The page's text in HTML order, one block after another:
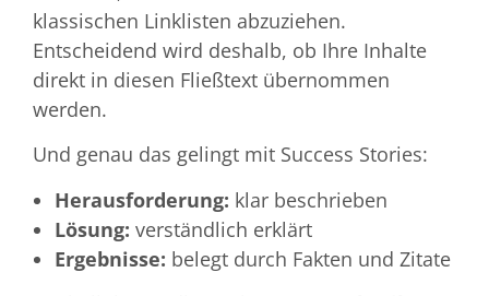
klassischen Linklisten abzuziehen.
Entscheidend wird deshalb, ob Ihre Inhalte
direkt in diesen Fließtext übernommen
werden.
Und genau das gelingt mit Success Stories:
Herausforderung: klar beschrieben
Lösung: verständlich erklärt
Ergebnisse: belegt durch Fakten und Zitate